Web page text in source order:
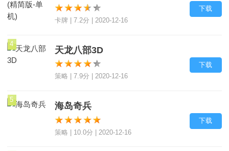
卡牌 | 7.2分 | 2020-12-16
下载
4
天龙八部3D
策略 | 7.9分 | 2020-12-16
下载
5
海岛奇兵
策略 | 10.0分 | 2020-12-16
下载